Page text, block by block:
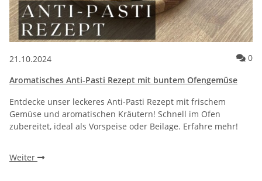
21.10.2024 0
Aromatisches Anti-Pasti Rezept mit buntem Ofengemüse
Entdecke unser leckeres Anti-Pasti Rezept mit frischem
Gemüse und aromatischen Kräutern! Schnell im Ofen
zubereitet, ideal als Vorspeise oder Beilage. Erfahre mehr!
Weiter